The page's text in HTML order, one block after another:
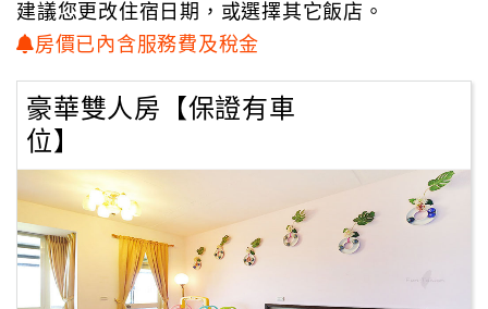
顧
務
顧
客
滿
建議您更改住宿日期，或選擇其它飯店。
房價已內含服務費及稅金
豪華雙人房【保證有車
位】